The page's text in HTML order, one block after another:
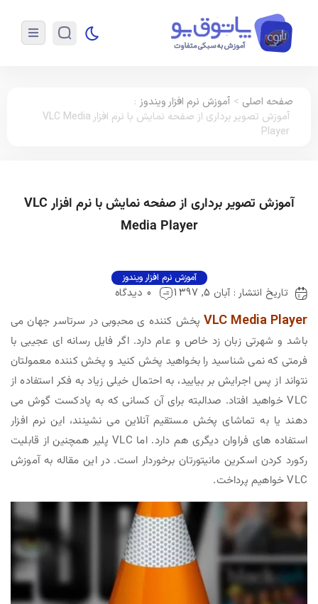
صفحه اصلی > آموزش نرم افزار ویندوز :
آموزش تصویر برداری از صفحه نمایش با نرم افزار VLC Media
Player
آموزش تصویر برداری از صفحه نمایش با نرم افزار VLC
Media Player
آموزش نرم افزار ویندوز
تاریخ انتشار : آبان 5, 1397 0 دیدگاه
VLC Media Playerپخش کننده ی محبوبی در سرتاسر جهان می
باشد و شهرتی زبان زد خاص و عام دارد. اگر فایل رسانه ای عجیبی با
فرمتی که نمی شناسید را بخواهید پخش کنید و پخش کننده معمولتان
نتواند از پس اجرایش بر بیایید، به احتمال خیلی زیاد به فکر استفاده از
VLC خواهید افتاد. صدالبته برای آن کسانی که به پادکست گوش می
دهند یا به تماشای پخش مستقیم آنلاین می نشینند، این نرم افزار
استفاده های فراوان دیگری هم دارد. اما VLC پلیر همچنین از قابلیت
رکورد کردن اسکرین مانیتورتان برخوردار است. در این مقاله به آموزش
VLC خواهیم پرداخت.